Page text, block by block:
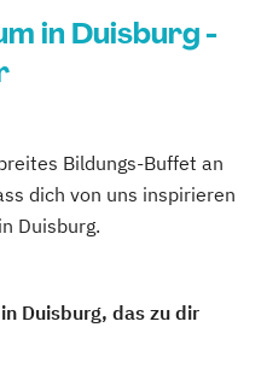
in Duisburg -
Bildungs-Buffet an
dich von uns inspirieren
Duisburg.
Duisburg, das zu dir